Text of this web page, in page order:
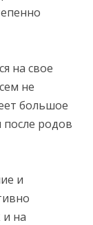
на свое
не
большое
родов
и
и на